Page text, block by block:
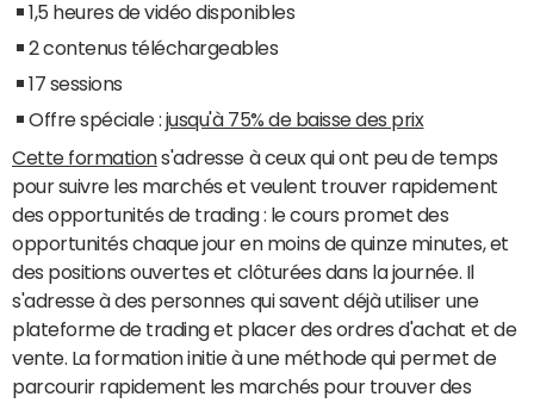
1,5 heures de vidéo disponibles
2 contenus téléchargeables
17 sessions
Offre spéciale : jusqu'à 75% de baisse des prix
Cette formations'adresse à ceux qui ont peu de temps
pour suivre les marchés et veulent trouver rapidement
des opportunités de trading : le cours promet des
opportunités chaque jour en moins de quinze minutes, et
des positions ouvertes et clôturées dans la journée. Il
s'adresse à des personnes qui savent déjà utiliser une
plateforme de trading et placer des ordres d'achat et de
vente. La formation initie à une méthode qui permet de
parcourir rapidement les marchés pour trouver des